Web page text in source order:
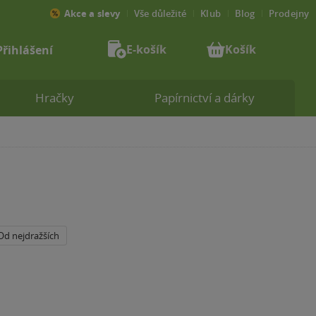
nejdražších
Hračky Papírnictví a dárky
Akce a slevy Vše důležité Klub Blog Prodejny
E-košík Košík